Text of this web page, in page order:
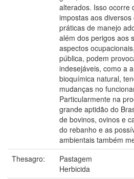
alterados. Isso ocorre
impostas aos
práticas de manejo
além dos perigos aos
aspectos
pública, podem
indesejáveis, como a
bioquímica natural,
mudanças no
Particularmente na
grande aptidão do
de bovinos, ovinos e
do rebanho e as
ambientais também
Thesagro:
Pastagem
Herbicida